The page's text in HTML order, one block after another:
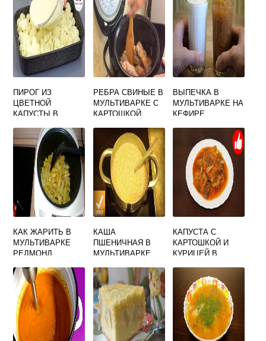
ПИРОГ ИЗ
ЦВЕТНОЙ
КАПУСТЫ В
РЕБРА СВИНЫЕ В
МУЛЬТИВАРКЕ С
КАРТОШКОЙ
ВЫПЕЧКА В
МУЛЬТИВАРКЕ НА
КЕФИРЕ
КАК ЖАРИТЬ В
МУЛЬТИВАРКЕ
РЕДМОНД
КАША
ПШЕНИЧНАЯ В
МУЛЬТИВАРКЕ
МОЛОКЕ
КАПУСТА С
КАРТОШКОЙ И
КУРИЦЕЙ В
ТУШЕНАЯ